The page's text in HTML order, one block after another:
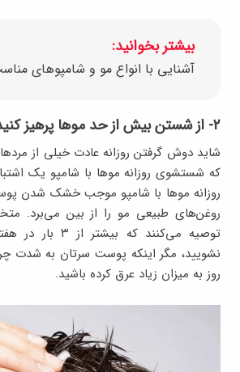
بیشتر بخوانید:
آشنایی با انواع مو و شامپوهای
۲- از شستن بیش از حد موها پرهیز کنید
شاید دوش گرفتن روزانه عادت خیلی از مردها
که شستشوی روزانه موها با شامپو یک
روزانه موها با شامپو موجب خشک شدن
روغن‌های طبیعی مو را از بین می‌برد.
توصیه می‌کنند که
نشویید، مگر اینکه پوست سرتان به شدت
روز به میزان زیاد عرق کرده باشید.